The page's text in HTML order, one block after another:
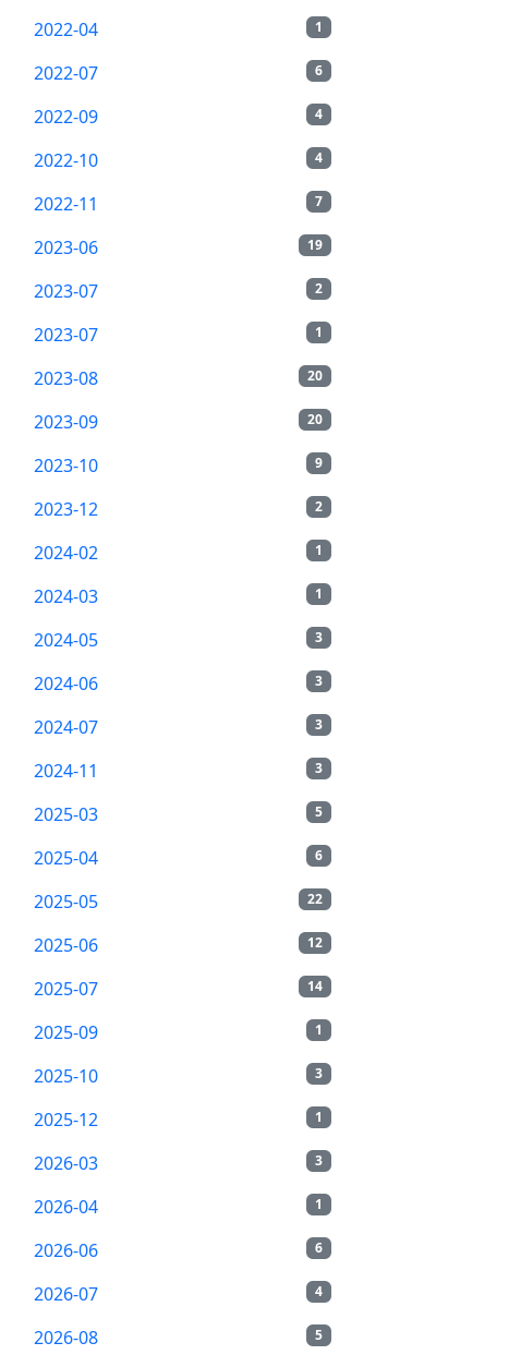
1
2022-04
6
2022-07
4
2022-09
4
2022-10
7
2022-11
19
2023-06
2
2023-07
1
2023-07
20
2023-08
20
2023-09
9
2023-10
2
2023-12
1
2024-02
1
2024-03
3
2024-05
3
2024-06
3
2024-07
3
2024-11
5
2025-03
6
2025-04
22
2025-05
12
2025-06
14
2025-07
1
2025-09
3
2025-10
1
2025-12
3
2026-03
1
2026-04
6
2026-06
4
2026-07
5
2026-08